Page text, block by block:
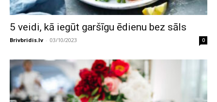
5 veidi, kā iegūt garšīgu ēdienu bez sāls
Brivbridis.lv - 03/10/2023 0